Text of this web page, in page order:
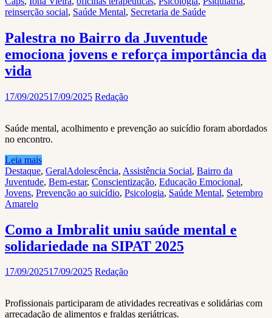
reinserção social, Saúde Mental, Secretaria de Saúde
Palestra no Bairro da Juventude
emociona jovens e reforça importância da
vida
17/09/202517/09/2025 Redação
Saúde mental, acolhimento e prevenção ao suicídio foram abordados
no encontro.
Leia mais
Destaque, GeralAdolescência, Assistência Social, Bairro da
Juventude, Bem-estar, Conscientização, Educação Emocional,
Jovens, Prevenção ao suicídio, Psicologia, Saúde Mental, Setembro
Amarelo
Como a Imbralit uniu saúde mental e
solidariedade na SIPAT 2025
17/09/202517/09/2025 Redação
Profissionais participaram de atividades recreativas e solidárias com
arrecadação de alimentos e fraldas geriátricas.